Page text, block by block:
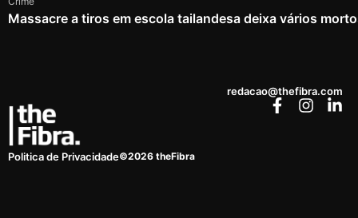
Massacre a tiros em escola tailandesa deixa vários
redacao@thefibra.com
Politica de Privacidade©2026 theFibra